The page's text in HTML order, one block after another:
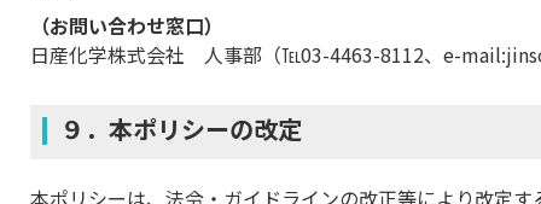
（お問い合わせ窓口）
日産化学株式会社 人事部（℡03-4463-8112、e-
９．本ポリシーの改定
本ポリシーは、法令・ガイドラインの改正等により改定す